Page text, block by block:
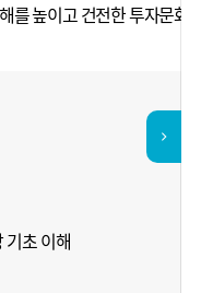
높이고 건전한 투자문화를
기초 이해